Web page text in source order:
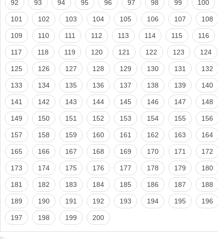
92 93 94 95 96 97 98 99 100
101 102 103 104 105 106 107 108
109 110 111 112 113 114 115 116
117 118 119 120 121 122 123 124
125 126 127 128 129 130 131 132
133 134 135 136 137 138 139 140
141 142 143 144 145 146 147 148
149 150 151 152 153 154 155 156
157 158 159 160 161 162 163 164
165 166 167 168 169 170 171 172
173 174 175 176 177 178 179 180
181 182 183 184 185 186 187 188
189 190 191 192 193 194 195 196
197 198 199 200